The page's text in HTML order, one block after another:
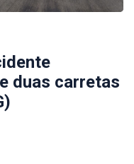
duas carretas